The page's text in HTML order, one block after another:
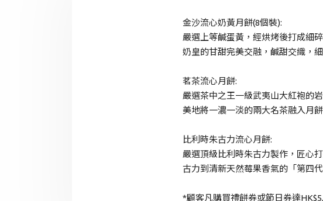
密碼*
金沙流心奶黃月餅(8個裝):
嚴選上等鹹蛋黃，經烘烤後打成細
奶皇的甘甜完美交融，鹹甜交織，
茗茶流心月餅:
嚴選茶中之王一級武夷山大紅袍的
美地將一濃一淡的兩大名茶融入月
比利時朱古力流心月餅:
嚴選頂級比利時朱古力製作，匠心
古力到清新天然莓果香氣的「第四
*顧客凡購買禮餅券或節日券達